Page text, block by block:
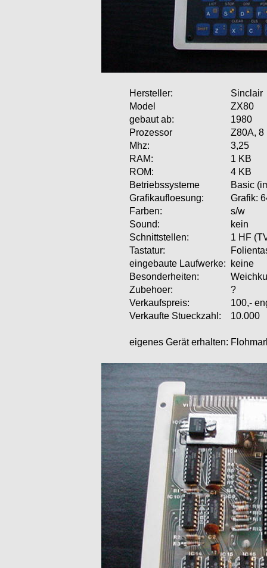
Hersteller:
Sinclair
Model
ZX80
gebaut ab:
1980
Prozessor
Z80A, 8
Mhz:
3,25
RAM:
1 KB
ROM:
4 KB
Betriebssysteme
Basic
Grafikaufloesung:
Grafik:
Farben:
s/w
Sound:
kein
Schnittstellen:
1 HF
Tastatur:
eingebaute Laufwerke:
keine
Besonderheiten:
Zubehoer:
?
Verkaufspreis:
100,-
Verkaufte Stueckzahl:
10.000
eigenes Gerät erhalten: